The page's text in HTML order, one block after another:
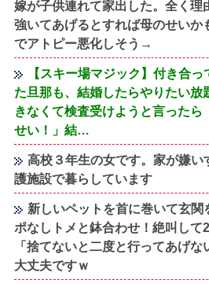
嫁が子供連れて家出した。全く理
強いてあげるとすれば母のせいか
でアトピー悪化しそう→
【スキー場マジック】付き合
た旦那も、結婚したらやりたい放
きなくて検査受けようと言ったら
せい！」結…
高校３年生の女です。家が嫌い
護施設で暮らしています
新しいペットを首に巻いて玄
ポなしトメと鉢合わせ！絶叫して
「捨てないと二度と行ってあげ
大丈夫ですｗ